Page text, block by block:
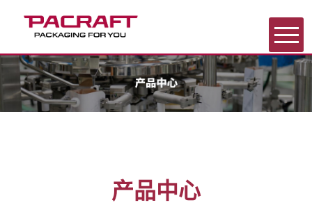
首页
产品中心